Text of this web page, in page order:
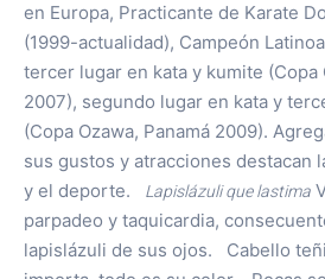
en Europa, Practicante de Karate
(1999-actualidad), Campeón
tercer lugar en kata y kumite (Copa
2007), segundo lugar en kata y
(Copa Ozawa, Panamá 2009).
sus gustos y atracciones destacan
y el deporte. Lapislázuli que lastima
parpadeo y taquicardia,
lapislázuli de sus ojos. Cabello